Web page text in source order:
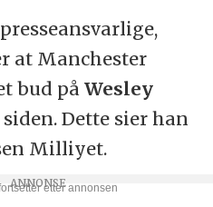
at Manchester
bud på Wesley
Dette sier han
Milliyet.